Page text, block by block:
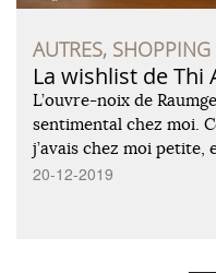
AUTRES, SHOPPING
La wishlist de Thi
L’ouvre-noix de
sentimental chez moi.
j’avais chez moi petite,
20-12-2019